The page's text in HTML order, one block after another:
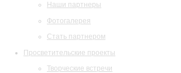
Наши партнеры
Фотогалерея
Стать партнером
Просветительские проекты
Творческие встречи